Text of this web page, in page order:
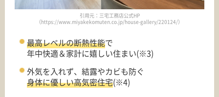
引用元：三宅工務店公式HP
（https://www.miyakekomuten.co.jp/house-gallery/220124/）
最高レベルの断熱性能で
年中快適＆家計に嬉しい住まい(※3)
外気を入れず、結露やカビも防ぐ
身体に優しい高気密住宅(※4)